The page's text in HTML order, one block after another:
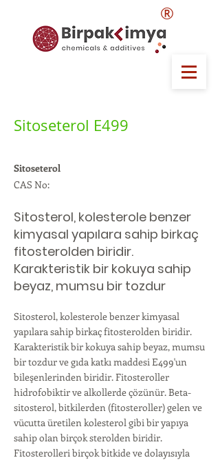
®
Sitoseterol E499
Sitoseterol
CAS No:
Sitosterol, kolesterole benzer
kimyasal yapılara sahip birkaç
fitosterolden biridir.
Karakteristik bir kokuya sahip
beyaz, mumsu bir tozdur
Sitosterol, kolesterole benzer kimyasal
yapılara sahip birkaç fitosterolden biridir.
Karakteristik bir kokuya sahip beyaz, mumsu
bir tozdur ve gıda katkı maddesi E499'un
bileşenlerinden biridir. Fitosteroller
hidrofobiktir ve alkollerde çözünür. Beta-
sitosterol, bitkilerden (fitosteroller) gelen ve
vücutta üretilen kolesterol gibi bir yapıya
sahip olan birçok sterolden biridir.
Fitosterolleri birçok bitkide ve dolayısıyla